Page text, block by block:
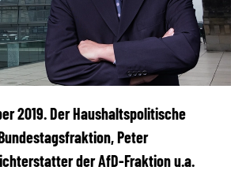
2019. Der Haushaltspolitische
Peter
der AfD-Fraktion u.a.